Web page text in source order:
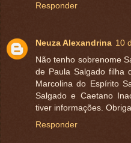
Responder
Neuza Alexandrina 10
Não tenho sobrenome
de Paula Salgado filha
Marcolina do Espírito
Salgado e Caetano
tiver informações.
Responder